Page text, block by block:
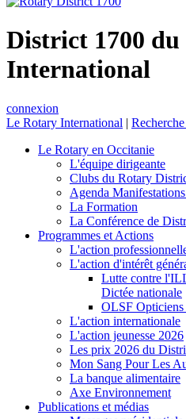
District 1700
International
connexion
Le Rotary International |
Le Rotary en Occitanie
L'équipe dirigeante
Clubs du Rotary
Agenda
La Formation
La Conférence de
Programmes et Actions
L'action
L'action d'intérêt
Lutte contre
Dictée nationale
OLSF Opticiens
L'action internationale
L'action jeunesse 2026
Les prix 2026 du
Mon Sang Pour Les
La banque alimentaire
Axe Environnement
Publications et médias